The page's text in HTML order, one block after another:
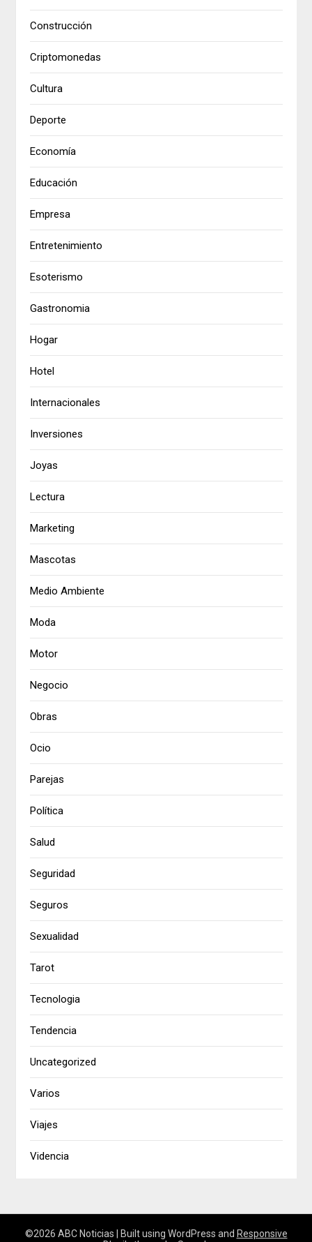
Construcción
Criptomonedas
Cultura
Deporte
Economía
Educación
Empresa
Entretenimiento
Esoterismo
Gastronomia
Hogar
Hotel
Internacionales
Inversiones
Joyas
Lectura
Marketing
Mascotas
Medio Ambiente
Moda
Motor
Negocio
Obras
Ocio
Parejas
Política
Salud
Seguridad
Seguros
Sexualidad
Tarot
Tecnologia
Tendencia
Uncategorized
Varios
Viajes
Videncia
©2026 ABC Noticias | Built using WordPress and Responsive